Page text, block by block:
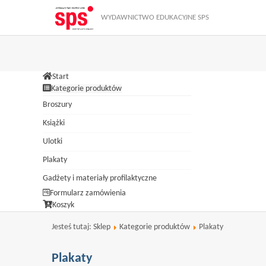
W ramach naszej witryny stosujemy pliki cookies. Korzystanie z
dokonać w każdym czasie zmiany ustawień dotyczących cookies.
WYDAWNICTWO EDUKACYJNE SPS
Start
Kategorie produktów
Broszury
Książki
Ulotki
Plakaty
Gadżety i materiały profilaktyczne
Formularz zamówienia
Koszyk
Jesteś tutaj: Sklep Kategorie produktów Plakaty
Plakaty